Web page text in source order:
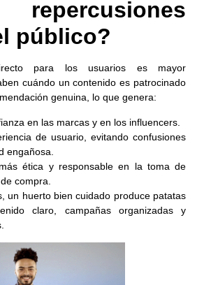
repercusiones
público?
para los usuarios es mayor
cuándo un contenido es patrocinado
genuina, lo que genera:
en las marcas y en los influencers.
de usuario, evitando confusiones
engañosa.
ética y responsable en la toma de
compra.
un huerto bien cuidado produce patatas
claro, campañas organizadas y